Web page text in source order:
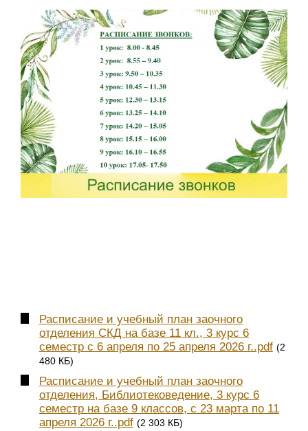
Расписание и учебный план заочного
отделения СКД на базе 11 кл., 3 курс 6
семестр с 6 апреля по 25 апреля 2026 г..pdf (2
480 КБ)
Расписание и учебный план заочного
отделения, Библиотековедение, 3 курс 6
семестр на базе 9 классов, с 23 марта по 11
апреля 2026 г..pdf (2 303 КБ)